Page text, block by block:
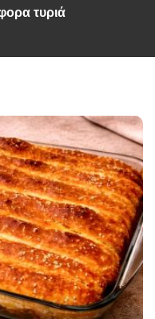
τυριά